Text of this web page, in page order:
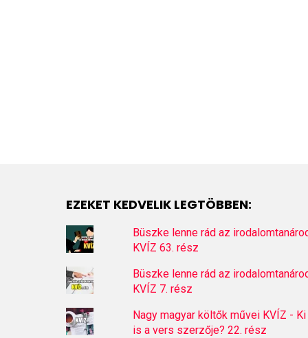
EZEKET KEDVELIK LEGTÖBBEN:
Büszke lenne rád az
KVÍZ 63. rész
Büszke lenne rád az
KVÍZ 7. rész
Nagy magyar költők művei KVÍZ - Ki
is a vers szerzője? 22. rész